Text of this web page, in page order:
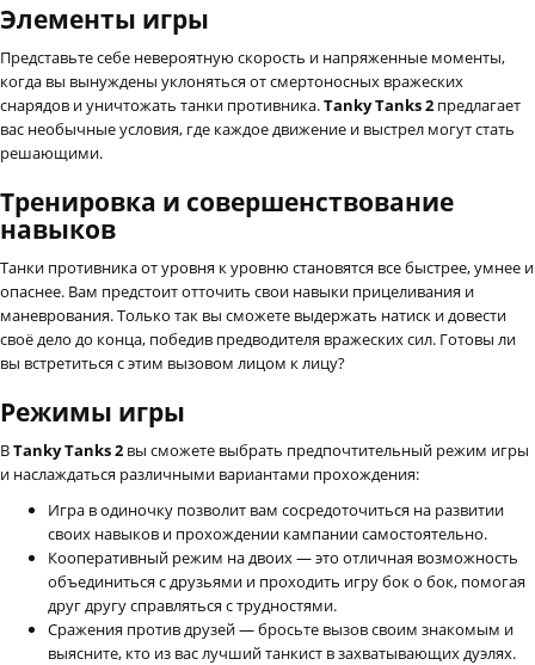
Элементы игры
Представьте себе невероятную скорость и напряженные моменты,
когда вы вынуждены уклоняться от смертоносных вражеских
снарядов и уничтожать танки противника.Tanky Tanks 2 предлагает
вас необычные условия, где каждое движение и выстрел могут стать
решающими.
Тренировка и совершенствование
навыков
Танки противника от уровня к уровню становятся все быстрее, умнее и
опаснее. Вам предстоит отточить свои навыки прицеливания и
маневрования. Только так вы сможете выдержать натиск и довести
своё дело до конца, победив предводителя вражеских сил. Готовы ли
вы встретиться с этим вызовом лицом к лицу?
Режимы игры
ВTanky Tanks 2 вы сможете выбрать предпочтительный режим игры
и наслаждаться различными вариантами прохождения:
Игра в одиночку позволит вам сосредоточиться на развитии
своих навыков и прохождении кампании самостоятельно.
Кооперативный режим на двоих — это отличная возможность
объединиться с друзьями и проходить игру бок о бок, помогая
друг другу справляться с трудностями.
Сражения против друзей — бросьте вызов своим знакомым и
выясните, кто из вас лучший танкист в захватывающих дуэлях.